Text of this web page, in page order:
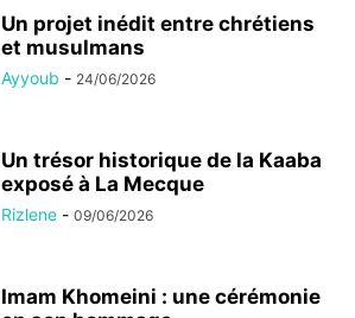
Un projet inédit entre chrétiens
et musulmans
Ayyoub - 24/06/2026
Un trésor historique de la Kaaba
exposé à La Mecque
Rizlene - 09/06/2026
Imam Khomeini : une cérémonie